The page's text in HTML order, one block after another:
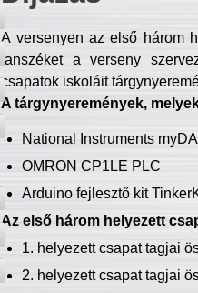
A versenyen az első három
tanszéket a verseny
csapatok iskoláit
A tárgynyeremények,
National Instruments
OMRON CP1LE PLC
Arduino fejlesztő kit
Az első három helyezett
1. helyezett csapat tagjai
2. helyezett csapat tagjai